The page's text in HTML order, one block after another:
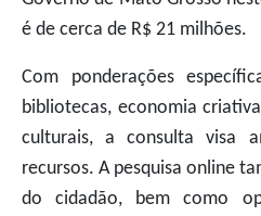
é de cerca de R$ 21 milhões.
Com ponderações
bibliotecas, economia
culturais, a consulta visa
recursos. A pesquisa online
do cidadão, bem como